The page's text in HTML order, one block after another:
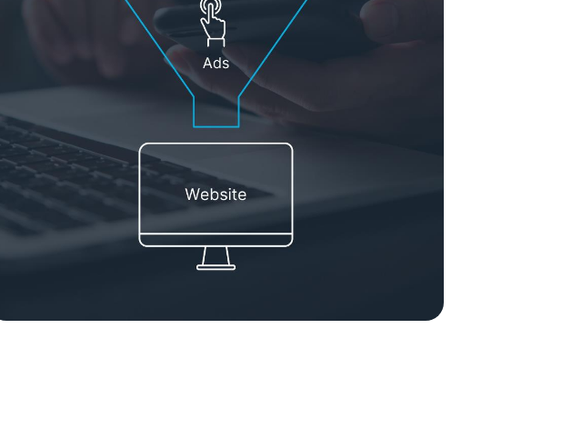
Applications
CMS - Content Management System
Cloud Services
KI-Lösungen